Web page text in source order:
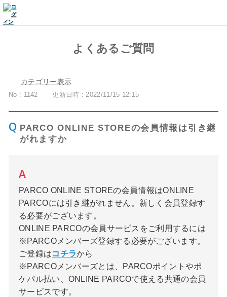
よくあるご質問
カテゴリー表示
No : 1142 更新日時 : 2022/11/15 12:15
PARCO ONLINE STOREの会員情報は引き継
がれますか
PARCO ONLINE STOREの会員情報はONLINE
PARCOには引き継がれません。新しく会員登録す
る必要がございます。
ONLINE PARCOの会員サービスをご利用するには
※PARCOメンバーズ登録する必要がございます。
ご登録はコチラから
※PARCOメンバーズとは、PARCOポイントやポ
ケパル払い、ONLINE PARCOで使える共通の会員
サービスです。